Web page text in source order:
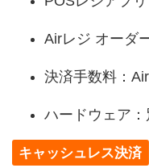
Airレジ オーダ
決済手数料：
ハードウェア：
キャッシュレス決済